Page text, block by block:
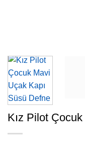
Kız Pilot